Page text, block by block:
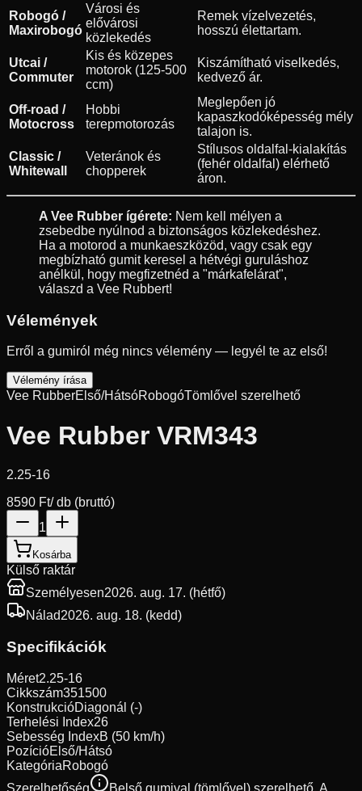
Robogó /
Maxirobogó
Városi és
elővárosi
közlekedés
Remek vízelvezetés,
hosszú élettartam.
Utcai /
Commuter
Kis és közepes
motorok (125-500
ccm)
Kiszámítható viselkedés,
kedvező ár.
Off-road /
Motocross
Hobbi
terepmotorozás
Meglepően jó
kapaszkodóképesség mély
talajon is.
Classic /
Whitewall
Veteránok és
chopperek
Stílusos oldalfal-kialakítás
(fehér oldalfal) elérhető
áron.
A Vee Rubber ígérete: Nem kell mélyen a
zsebedbe nyúlnod a biztonságos közlekedéshez.
Ha a motorod a munkaeszközöd, vagy csak egy
megbízható gumit keresel a hétvégi guruláshoz
anélkül, hogy megfizetnéd a "márkafelárat",
válaszd a Vee Rubbert!
Vélemények
Erről a gumiról még nincs vélemény — legyél te az első!
Vélemény írása
Vee RubberElső/HátsóRobogóTömlővel szerelhető
Vee Rubber VRM343
2.25-16
8590 Ft/ db (bruttó)
1
Kosárba
Külső raktár
Személyesen2026. aug. 17. (hétfő)
Nálad2026. aug. 18. (kedd)
Specifikációk
Méret2.25-16
Cikkszám351500
KonstrukcióDiagonál (-)
Terhelési Index26
Sebesség IndexB (50 km/h)
PozícióElső/Hátsó
KategóriaRobogó
Szerelhetőség
Belső gumival (tömlővel) szerelhető. A